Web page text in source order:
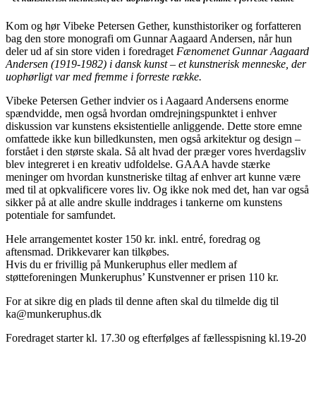
Kom og hør Vibeke Petersen Gether, kunsthistoriker og forfatteren
bag den store monografi om Gunnar Aagaard Andersen, når hun
deler ud af sin store viden i foredraget Fænomenet Gunnar Aagaard
Andersen (1919-1982) i dansk kunst – et kunstnerisk menneske, der
uophørligt var med fremme i forreste række.
Vibeke Petersen Gether indvier os i Aagaard Andersens enorme
spændvidde, men også hvordan omdrejningspunktet i enhver
diskussion var kunstens eksistentielle anliggende. Dette store emne
omfattede ikke kun billedkunsten, men også arkitektur og design –
forstået i den største skala. Så alt hvad der præger vores hverdagsliv
blev integreret i en kreativ udfoldelse. GAAA havde stærke
meninger om hvordan kunstneriske tiltag af enhver art kunne være
med til at opkvalificere vores liv. Og ikke nok med det, han var også
sikker på at alle andre skulle inddrages i tankerne om kunstens
potentiale for samfundet.
Hele arrangementet koster 150 kr. inkl. entré, foredrag og
aftensmad. Drikkevarer kan tilkøbes.
Hvis du er frivillig på Munkeruphus eller medlem af
støtteforeningen Munkeruphus’ Kunstvenner er prisen 110 kr.
For at sikre dig en plads til denne aften skal du tilmelde dig til
ka@munkeruphus.dk
Foredraget starter kl. 17.30 og efterfølges af fællesspisning kl.19-20